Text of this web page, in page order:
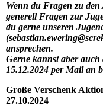
Wenn du Fragen zu
generell Fragen zur
du gerne unseren
ansprechen.
Gerne kannst aber
15.12.2024 per Mail an
Große Verschenk
27.10.2024